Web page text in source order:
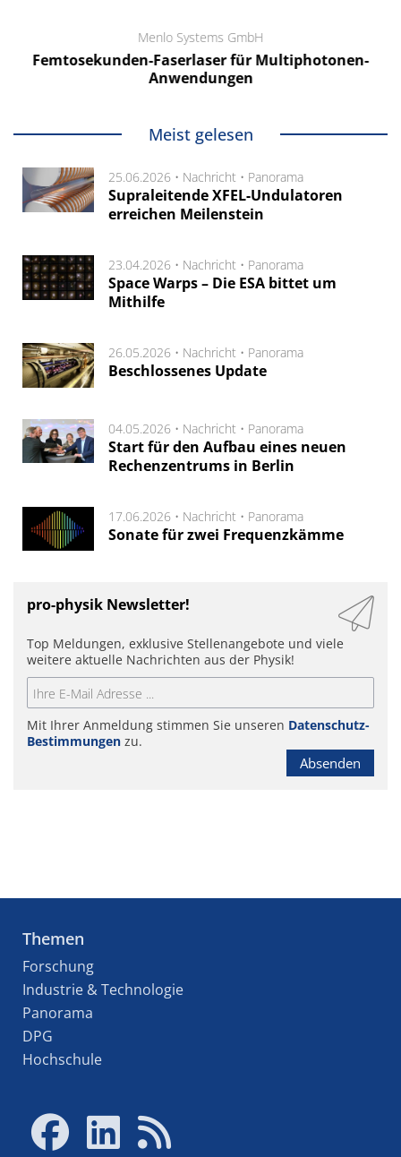
Menlo Systems GmbH
Femtosekunden-Faserlaser für Multiphotonen-
Anwendungen
Meist gelesen
25.06.2026 • Nachricht • Panorama
Supraleitende XFEL-Undulatoren
erreichen Meilenstein
23.04.2026 • Nachricht • Panorama
Space Warps – Die ESA bittet um
Mithilfe
26.05.2026 • Nachricht • Panorama
Beschlossenes Update
04.05.2026 • Nachricht • Panorama
Start für den Aufbau eines neuen
Rechenzentrums in Berlin
17.06.2026 • Nachricht • Panorama
Sonate für zwei Frequenzkämme
pro-physik Newsletter!
Top Meldungen, exklusive Stellenangebote und viele
weitere aktuelle Nachrichten aus der Physik!
Mit Ihrer Anmeldung stimmen Sie unseren Datenschutz-
Bestimmungen zu.
Absenden
Themen
Forschung
Industrie & Technologie
Panorama
DPG
Hochschule